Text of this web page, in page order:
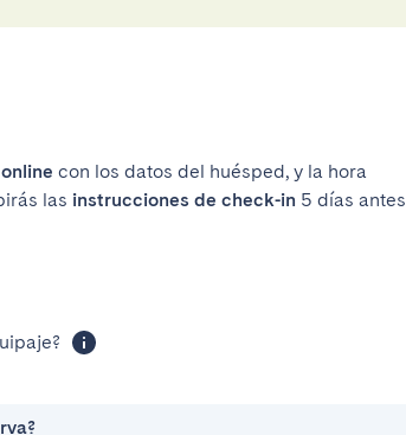
con los datos del huésped, y la hora
las instrucciones de check-in 5 días antes